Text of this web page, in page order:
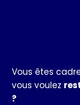
Vous êtes
vous voulez
?